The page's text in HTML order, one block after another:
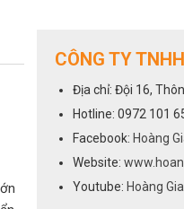
CÔNG TY
Địa chỉ: Đội 16,
Hotline: 0972 101
Facebook: Hoàng
Website:
Youtube: Hoàng